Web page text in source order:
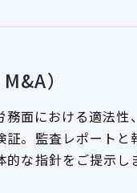
）
面における適法性
証。監査レポートと
な指針をご提示し